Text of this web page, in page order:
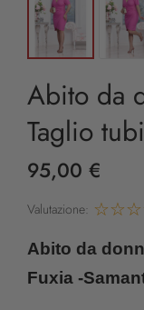
Abito da
Taglio
95,00 €
Valutazione:
Abito da
Fuxia -